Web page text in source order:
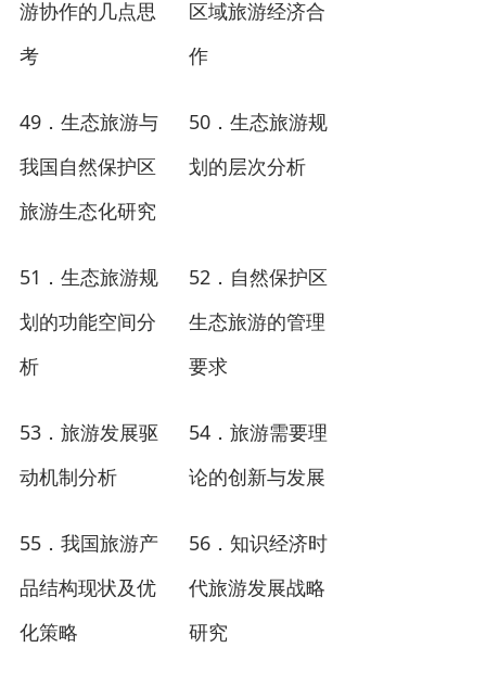
游协作的几点思
考
区域旅游经济合
作
49 ．生态旅游与
我国自然保护区
旅游生态化研究
50 ． 生态旅游规
划的层次分析
51 ．生态旅游规
划的功能空间分
析
52 ．自然保护区
生态旅游的管理
要求
53 ．旅游发展驱
动机制分析
54 ．旅游需要理
论的创新与发展
55 ．我国旅游产
品结构现状及优
化策略
56 ．知识经济时
代旅游发展战略
研究